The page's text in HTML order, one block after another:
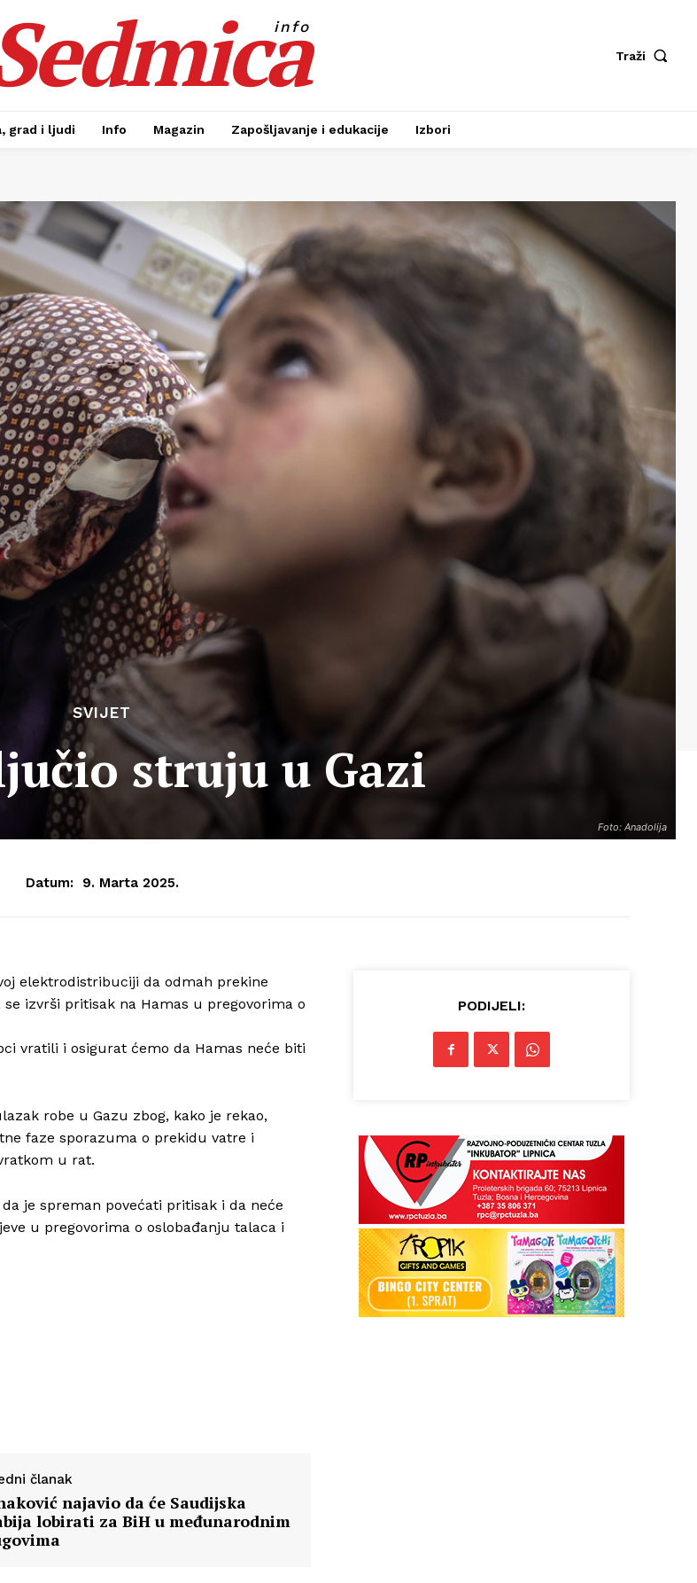
info
Traži
grad i ljudi Info Magazin Zapošljavanje i edukacije Izbori
Foto: Anadolija
SVIJET
struju u Gazi
Datum: 9. Marta 2025.
elektrodistribuciji da odmah prekine
izvrši pritisak na Hamas u pregovorima o
vratili i osigurat ćemo da Hamas neće biti
robe u Gazu zbog, kako je rekao,
faze sporazuma o prekidu vatre i
u rat.
je spreman povećati pritisak i da neće
u pregovorima o oslobađanju talaca i
članak
najavio da će Saudijska
lobirati za BiH u međunarodnim
PODIJELI: